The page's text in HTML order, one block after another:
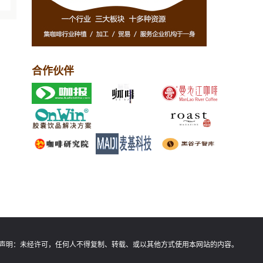
合作伙伴
明： 未经许可，任何人不得复制、转载、或以其他方式使用本网站的内容。